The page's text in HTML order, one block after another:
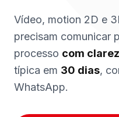
Vídeo, motion 2D e
precisam comunicar
processo com
típica em 30 dias,
WhatsApp.